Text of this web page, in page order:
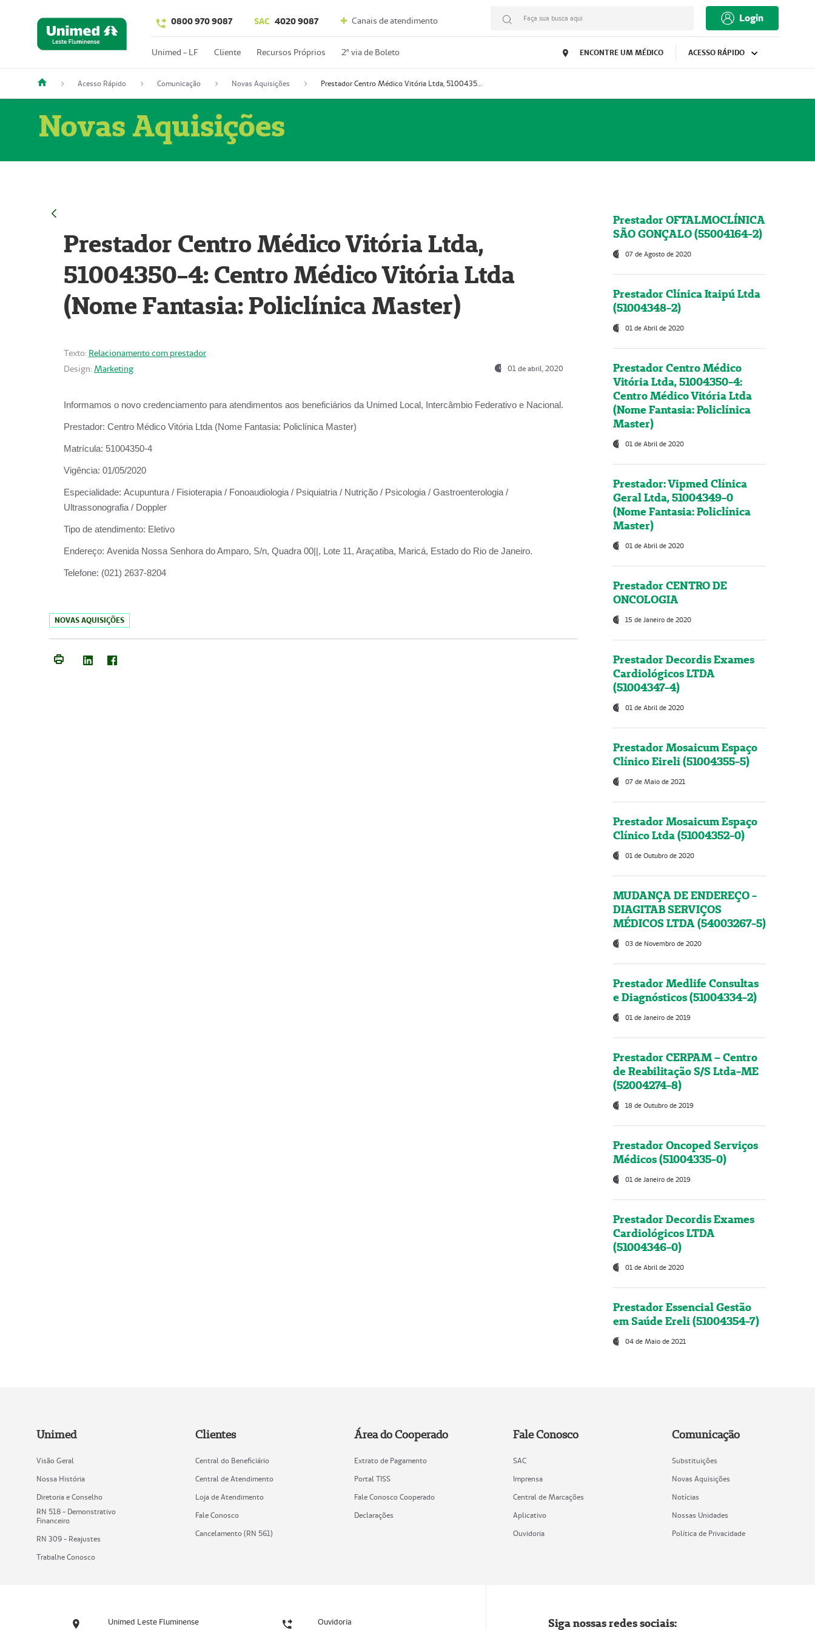
0800 970 9087 SAC 4020 9087 Canais de atendimento Faça sua busca aqui Login
Unimed - LF Cliente Recursos Próprios 2º via de Boleto ENCONTRE UM MÉDICO ACESSO RÁPIDO
Acesso Rápido Comunicação Novas Aquisições Prestador Centro Médico Vitória Ltda, 51004350-4: Centro Médico Vitória Ltda (Nome Fantasia: Policlínica Master)
Novas Aquisições
Prestador Centro Médico Vitória Ltda,
51004350-4: Centro Médico Vitória Ltda
(Nome Fantasia: Policlínica Master)
Texto: Relacionamento com prestador
Design: Marketing 01 de abril, 2020
Informamos o novo credenciamento para atendimentos aos beneficiários da Unimed Local, Intercâmbio Federativo e Nacional.
Prestador: Centro Médico Vitória Ltda (Nome Fantasia: Policlínica Master)
Matrícula: 51004350-4
Vigência: 01/05/2020
Especialidade: Acupuntura / Fisioterapia / Fonoaudiologia / Psiquiatria / Nutrição / Psicologia / Gastroenterologia /
Ultrassonografia / Doppler
Tipo de atendimento: Eletivo
Endereço: Avenida Nossa Senhora do Amparo, S/n, Quadra 00||, Lote 11, Araçatiba, Maricá, Estado do Rio de Janeiro.
Telefone: (021) 2637-8204
NOVAS AQUISIÇÕES
Prestador OFTALMOCLÍNICA
SÃO GONÇALO (55004164-2)
07 de Agosto de 2020
Prestador Clínica Itaipú Ltda
(51004348-2)
01 de Abril de 2020
Prestador Centro Médico
Vitória Ltda, 51004350-4:
Centro Médico Vitória Ltda
(Nome Fantasia: Policlínica
Master)
01 de Abril de 2020
Prestador: Vipmed Clínica
Geral Ltda, 51004349-0
(Nome Fantasia: Policlínica
Master)
01 de Abril de 2020
Prestador CENTRO DE
ONCOLOGIA
15 de Janeiro de 2020
Prestador Decordis Exames
Cardiológicos LTDA
(51004347-4)
01 de Abril de 2020
Prestador Mosaicum Espaço
Clínico Eireli (51004355-5)
07 de Maio de 2021
Prestador Mosaicum Espaço
Clínico Ltda (51004352-0)
01 de Outubro de 2020
MUDANÇA DE ENDEREÇO -
DIAGITAB SERVIÇOS
MÉDICOS LTDA (54003267-5)
03 de Novembro de 2020
Prestador Medlife Consultas
e Diagnósticos (51004334-2)
01 de Janeiro de 2019
Prestador CERPAM – Centro
de Reabilitação S/S Ltda-ME
(52004274-8)
18 de Outubro de 2019
Prestador Oncoped Serviços
Médicos (51004335-0)
01 de Janeiro de 2019
Prestador Decordis Exames
Cardiológicos LTDA
(51004346-0)
01 de Abril de 2020
Prestador Essencial Gestão
em Saúde Ereli (51004354-7)
04 de Maio de 2021
Unimed
Visão Geral
Nossa História
Diretoria e Conselho
RN 518 - Demonstrativo
Financeiro
RN 309 - Reajustes
Trabalhe Conosco
Clientes
Central do Beneficiário
Central de Atendimento
Loja de Atendimento
Fale Conosco
Cancelamento (RN 561)
Área do Cooperado
Extrato de Pagamento
Portal TISS
Fale Conosco Cooperado
Declarações
Fale Conosco
SAC
Imprensa
Central de Marcações
Aplicativo
Ouvidoria
Comunicação
Substituições
Novas Aquisições
Notícias
Nossas Unidades
Política de Privacidade
Unimed Leste Fluminense Ouvidoria Siga nossas redes sociais: